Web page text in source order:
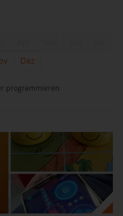
Dez
programmieren